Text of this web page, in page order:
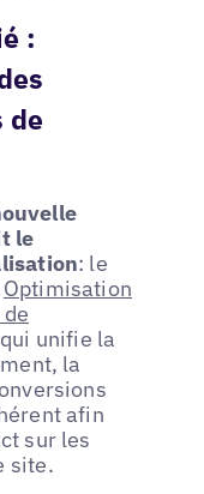
:
de
le
: le
Optimisation
qui unifie la
la
afin
sur les
site.